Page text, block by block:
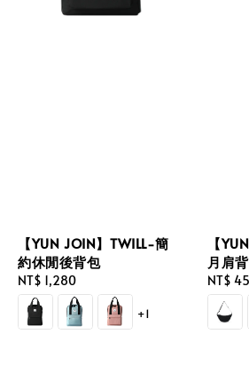
【YUN JOIN】TWILL-簡
約休閒後背包
Regular
price
NT$ 1,280
+1
【
月肩
price
NT$